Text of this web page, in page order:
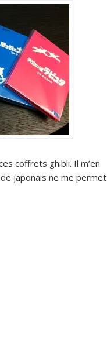
coffrets ghibli. Il m’en
japonais ne me permet